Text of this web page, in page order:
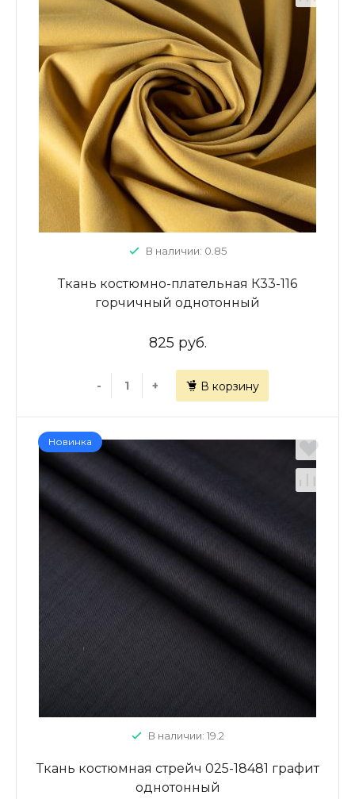
В наличии: 0.85
Ткань костюмно-плательная К33-116
горчичный однотонный
825 руб.
- + В корзину
Новинка
В наличии: 19.2
Ткань костюмная стрейч 025-18481 графит
однотонный